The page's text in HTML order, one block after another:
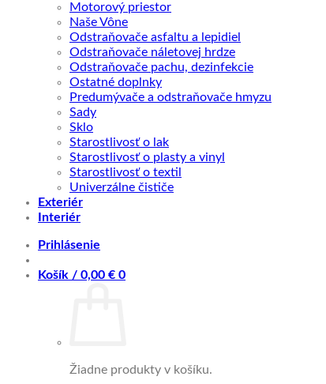
Motorový priestor
Naše Vône
Odstraňovače asfaltu a lepidiel
Odstraňovače náletovej hrdze
Odstraňovače pachu, dezinfekcie
Ostatné doplnky
Predumývače a odstraňovače hmyzu
Sady
Sklo
Starostlivosť o lak
Starostlivosť o plasty a vinyl
Starostlivosť o textil
Univerzálne čističe
Exteriér
Interiér
Prihlásenie
Košík / 0,00 € 0
Žiadne produkty v košíku.